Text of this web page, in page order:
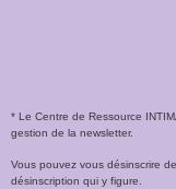
* Le Centre de Ressource
gestion de la newsletter.
Vous pouvez vous désinscrire
désinscription qui y figure.